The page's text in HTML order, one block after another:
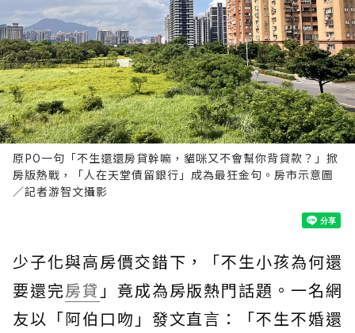
原PO一句「不生還還房貸幹嘛，貓咪又不會幫你背貸款？」掀
房版熱戰，「人在天堂債留銀行」成為最狂金句。房市示意圖
／記者游智文攝影
少子化與高房價交錯下，「不生小孩為何還
要還完房貸 」竟成為房版熱門話題。一名網
友以「阿伯口吻」發文直言：「不生不婚還